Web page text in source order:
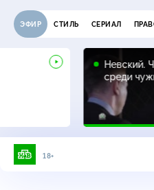
ЭФИР СТИЛЬ СЕРИАЛ
Невский.
среди
18+